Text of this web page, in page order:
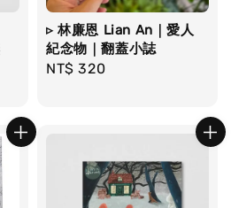
▹ 林廉恩 Lian An｜愛人
紀念物｜翻蓋小誌
Regular
NT$ 320